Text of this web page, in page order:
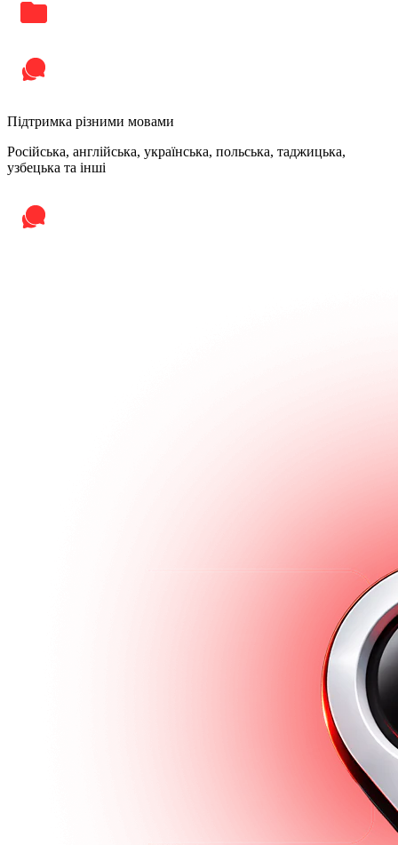
Підтримка різними мовами
Російська, англійська, українська, польська, таджицька,
узбецька та інші